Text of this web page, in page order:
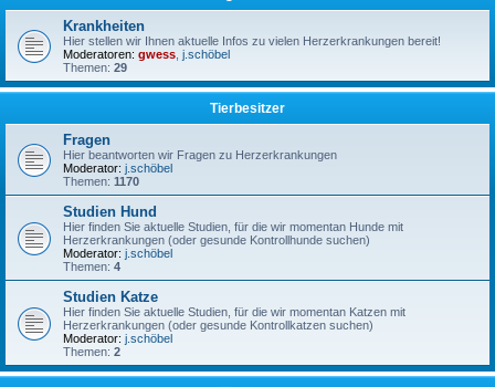
Krankheiten
Hier stellen wir Ihnen aktuelle Infos zu vielen Herzerkrankungen bereit!
Moderatoren: gwess j.schöbel
Themen: 29
Tierbesitzer
Fragen
Hier beantworten wir Fragen zu Herzerkrankungen
Moderator: j.schöbel
Themen: 1170
Studien Hund
Hier finden Sie aktuelle Studien, für die wir momentan Hunde mit
Herzerkrankungen (oder gesunde Kontrollhunde suchen)
Moderator: j.schöbel
Themen: 4
Studien Katze
Hier finden Sie aktuelle Studien, für die wir momentan Katzen mit
Herzerkrankungen (oder gesunde Kontrollkatzen suchen)
Moderator: j.schöbel
Themen: 2